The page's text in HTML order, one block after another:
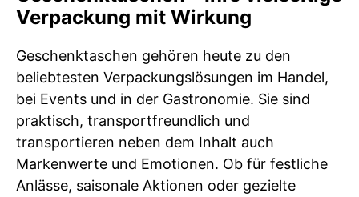
Verpackung mit Wirkung
Geschenktaschen gehören heute zu den
beliebtesten Verpackungslösungen im Handel,
bei Events und in der Gastronomie. Sie sind
praktisch, transportfreundlich und
transportieren neben dem Inhalt auch
Markenwerte und Emotionen. Ob für festliche
Anlässe, saisonale Aktionen oder gezielte